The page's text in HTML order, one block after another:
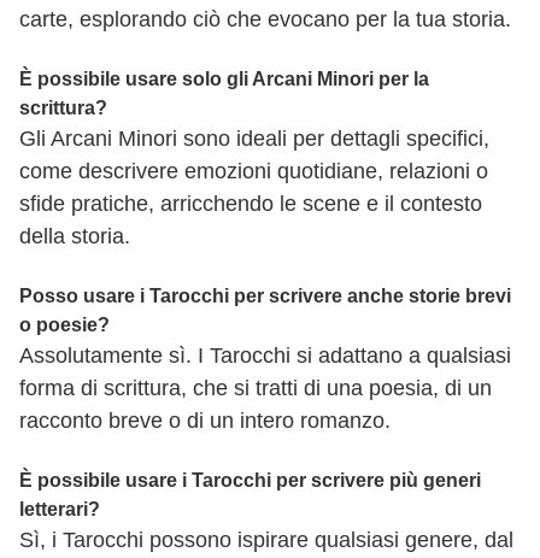
carte, esplorando ciò che evocano per la tua storia.
È possibile usare solo gli Arcani Minori per la
scrittura?
Gli Arcani Minori sono ideali per dettagli specifici,
come descrivere emozioni quotidiane, relazioni o
sfide pratiche, arricchendo le scene e il contesto
della storia.
Posso usare i Tarocchi per scrivere anche storie brevi
o poesie?
Assolutamente sì. I Tarocchi si adattano a qualsiasi
forma di scrittura, che si tratti di una poesia, di un
racconto breve o di un intero romanzo.
È possibile usare i Tarocchi per scrivere più generi
letterari?
Sì, i Tarocchi possono ispirare qualsiasi genere, dal